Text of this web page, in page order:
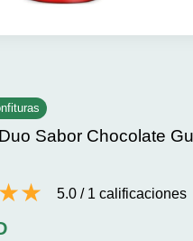
Sabor Chocolate
5.0 / 1 calificaciones